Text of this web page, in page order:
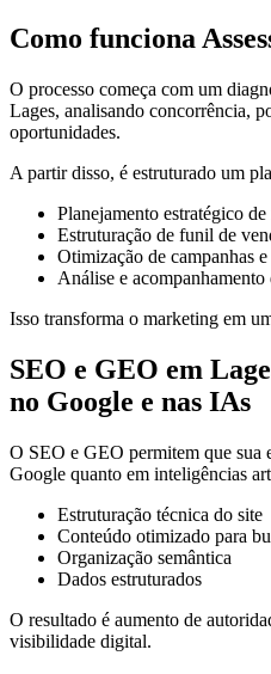
Como funciona
O processo começa com um
Lages, analisando concorrência,
oportunidades.
A partir disso, é estruturado um
Planejamento estratégico
Estruturação de funil de
Otimização de campanhas e
Análise e acompanhamento
Isso transforma o marketing em
SEO e GEO em
no Google e nas IAs
O SEO e GEO permitem que sua
Google quanto em inteligências
Estruturação técnica do site
Conteúdo otimizado para
Organização semântica
Dados estruturados
O resultado é aumento de
visibilidade digital.